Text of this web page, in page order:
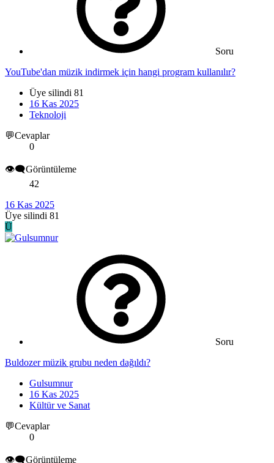
Soru
YouTube'dan müzik indirmek için hangi program kullanılır?
Üye silindi 81
16 Kas 2025
Teknoloji
💬Cevaplar
0
👁️‍🗨️Görüntüleme
42
16 Kas 2025
Üye silindi 81
Ü
Soru
Buldozer müzik grubu neden dağıldı?
Gulsumnur
16 Kas 2025
Kültür ve Sanat
💬Cevaplar
0
👁️‍🗨️Görüntüleme